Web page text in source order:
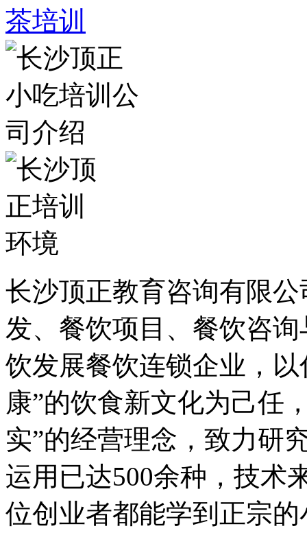
长沙顶正教育咨询有限
发、餐饮项目、餐饮咨
饮发展餐饮连锁企业，
康”的饮食新文化为己任
实”的经营理念，致力研
运用已达500余种，技术
位创业者都能学到正宗